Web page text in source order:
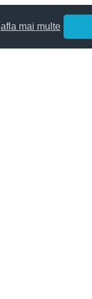
afla mai multe